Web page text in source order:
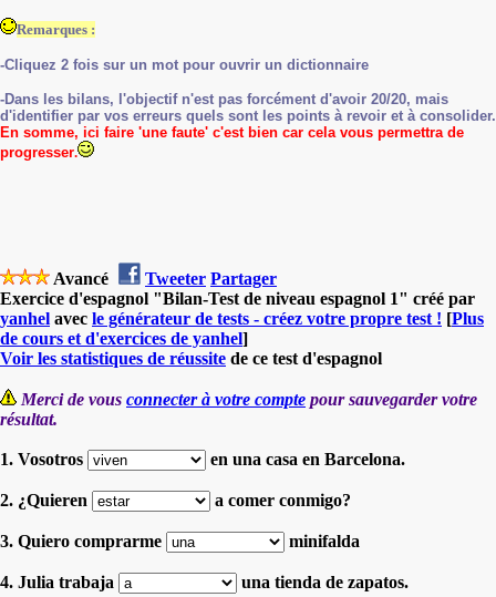
Remarques :
-Cliquez 2 fois sur un mot pour ouvrir un dictionnaire
-Dans les bilans, l'objectif n'est pas forcément d'avoir 20/20, mais
d'identifier par vos erreurs quels sont les points à revoir et à consolider.
En somme, ici faire 'une faute' c'est bien car cela vous permettra de
progresser.
Avancé Tweeter Partager
Exercice d'espagnol "Bilan-Test de niveau espagnol 1" créé par
yanhel avec le générateur de tests - créez votre propre test ! [Plus
de cours et d'exercices de yanhel]
Voir les statistiques de réussite de ce test d'espagnol
Merci de vous connecter à votre compte pour sauvegarder votre
résultat.
1. Vosotros en una casa en Barcelona.
2. ¿Quieren a comer conmigo?
3. Quiero comprarme minifalda
4. Julia trabaja una tienda de zapatos.